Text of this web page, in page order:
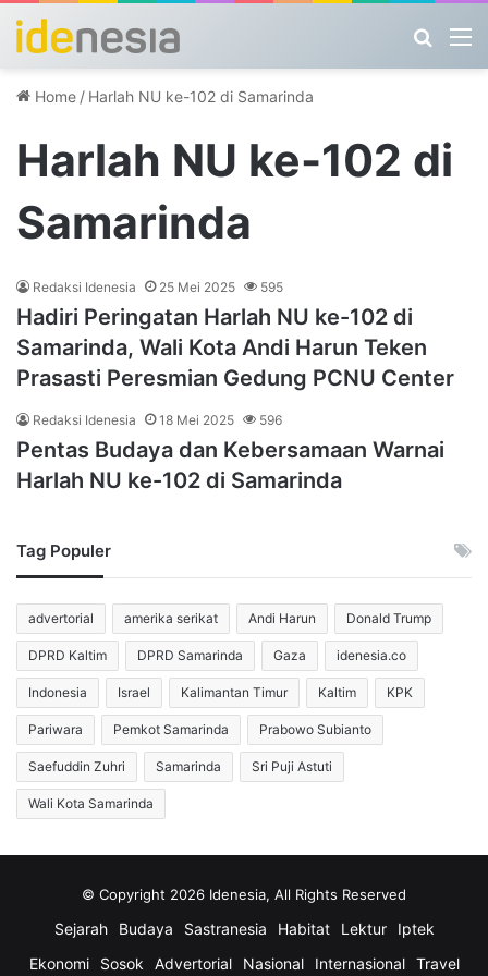
Home / Harlah NU ke-102 di Samarinda
Harlah NU ke-102 di
Samarinda
Redaksi Idenesia 25 Mei 2025 595
Hadiri Peringatan Harlah NU ke-102 di
Samarinda, Wali Kota Andi Harun Teken
Prasasti Peresmian Gedung PCNU Center
Redaksi Idenesia 18 Mei 2025 596
Pentas Budaya dan Kebersamaan Warnai
Harlah NU ke-102 di Samarinda
Tag Populer
advertorial amerika serikat Andi Harun Donald Trump
DPRD Kaltim DPRD Samarinda Gaza idenesia.co
Indonesia Israel Kalimantan Timur Kaltim KPK
Pariwara Pemkot Samarinda Prabowo Subianto
Saefuddin Zuhri Samarinda Sri Puji Astuti
Wali Kota Samarinda
© Copyright 2026 Idenesia, All Rights Reserved
Sejarah Budaya Sastranesia Habitat Lektur
Iptek
Ekonomi
Sosok Advertorial Nasional Internasional Travel